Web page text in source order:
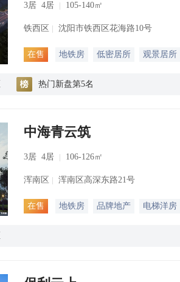
3居 4居 105-140㎡
铁西区 沈阳市铁西区花海路10号
在售 地铁房 低密居所 观景居所
热门新盘第5名
中海青云筑
3居 4居 106-126㎡
浑南区 浑南区高深东路21号
在售 地铁房 品牌地产 电梯洋房